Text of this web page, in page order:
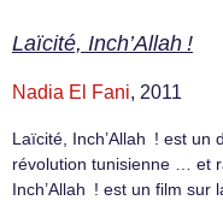
Laïcité, Inch’Allah !
Nadia El Fani, 2011
Laïcité, Inch’Allah ! est un
révolution tunisienne … et
Inch’Allah ! est un film sur